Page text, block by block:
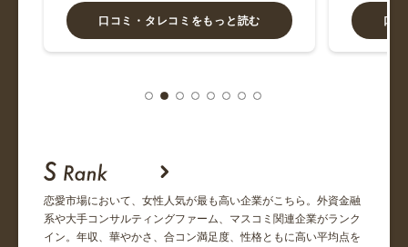
M&Aキャピタルパートナーズ
とにかく稼いでる自慢をする。ご馳走してもらえますが、お
店のチ...
住友商事
この週末にお会いしましたが、割り勘でした…稼いでるのに
口コミ・タレコミをもっと読む 口
恋愛市場において、女性人気が最も高い企業がこちら。外資金融
系や大手コンサルティングファーム、マスコミ関連企業がランク
イン。年収、華やかさ、合コン満足度、性格ともに高い平均点を